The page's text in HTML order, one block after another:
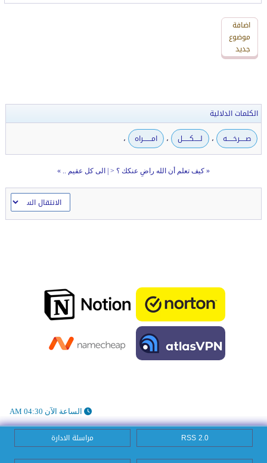
اضافة
رد
جديد
اضافة
موضوع
جديد
الكلمات الدلالية
صـــــرخـــــه
، لـــــكــــــل ، امـــــــراه ،
« كيف تعلم أن الله راضِ عنكك ؟ < الى كل عقيم .. »
الساعة الآن 04:30 AM
RSS 2.0 مراسلة الادارة